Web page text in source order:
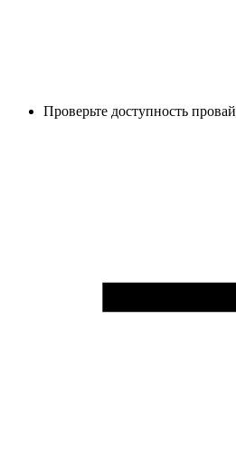
Проверьте доступность